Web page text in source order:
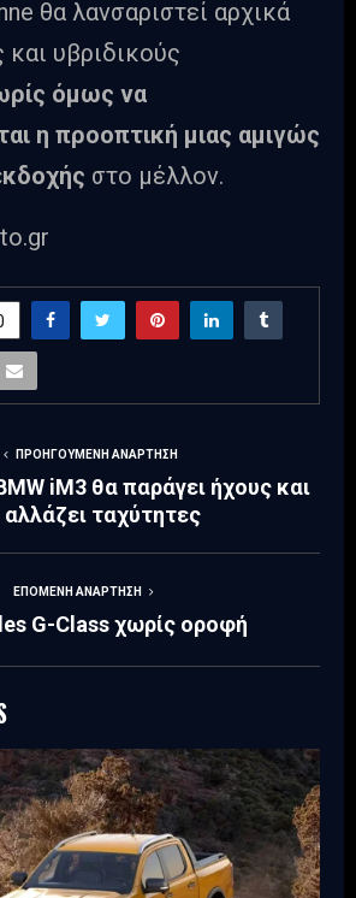
θα λανσαριστεί αρχικά
υβριδικούς
όμως να
η προοπτική μιας αμιγώς
στο μέλλον.
ΠΡΟΗΓΟΎΜΕΝΗ ΑΝΆΡΤΗΣΗ
iM3 θα παράγει ήχους και
ταχύτητες
ΕΠΌΜΕΝΗ ΑΝΆΡΤΗΣΗ
G-Class χωρίς οροφή